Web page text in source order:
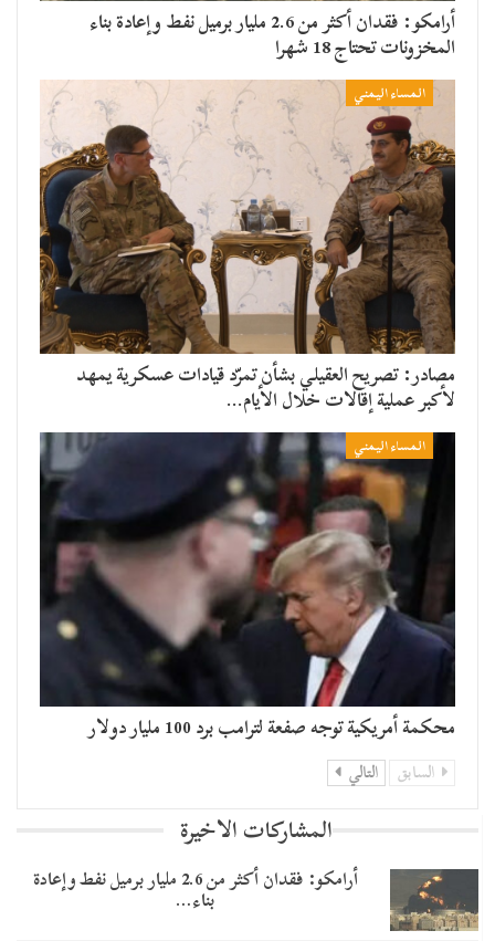
أرامكو: فقدان أكثر من 2.6 مليار برميل نفط وإعادة بناء
المخزونات تحتاج 18 شهرا
المساء اليمني
مصادر: تصريح العقيلي بشأن تمرّد قيادات عسكرية يمهد
لأكبر عملية إقالات خلال الأيام…
المساء اليمني
محكمة أمريكية توجه صفعة لترامب برد 100 مليار دولار
السابق التالي
المشاركات الاخيرة
أرامكو: فقدان أكثر من 2.6 مليار برميل نفط وإعادة
بناء…